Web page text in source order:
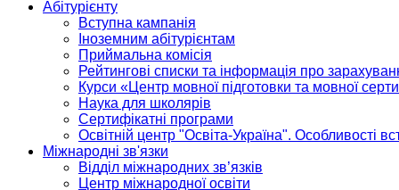
Абітурієнту
Вступна кампанія
Іноземним абітурієнтам
Приймальна комісія
Рейтингові списки та інформація про
Курси «Центр мовної підготовки та мовної
Наука для школярів
Сертифікатні програми
Освітній центр "Освіта-Україна". Особливості
Міжнародні зв'язки
Відділ міжнародних зв’язків
Центр міжнародної освіти